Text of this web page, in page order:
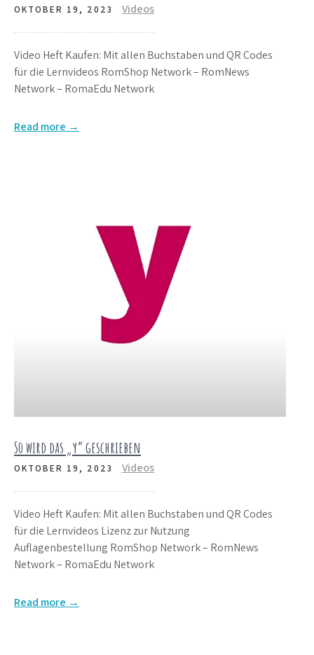
OKTOBER 19, 2023 Videos
Video Heft Kaufen: Mit allen Buchstaben und QR Codes
für die Lernvideos RomShop Network – RomNews
Network – RomaEdu Network
Read more →
So wird das „y“ geschrieben
OKTOBER 19, 2023 Videos
Video Heft Kaufen: Mit allen Buchstaben und QR Codes
für die Lernvideos Lizenz zur Nutzung
Auflagenbestellung RomShop Network – RomNews
Network – RomaEdu Network
Read more →